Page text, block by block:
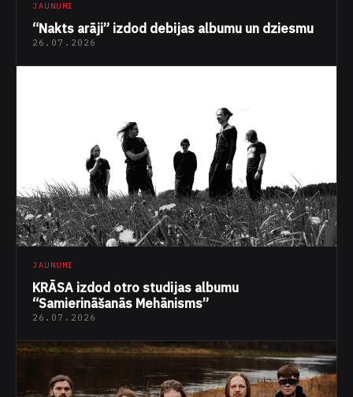
JAUNUMI
“Nakts arāji” izdod debijas albumu un dziesmu
26.07.2026
JAUNUMI
KRĀSA izdod otro studijas albumu
“Samierināšanās Mehānisms”
26.07.2026